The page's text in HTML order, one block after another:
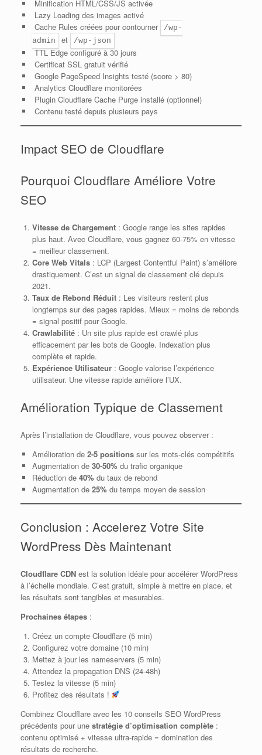
Minification HTML/CSS/JS activée
Lazy Loading des images activé
Cache Rules créées pour contourner
/wp-
admin
et /wp-json
TTL Edge configuré à 30 jours
Certificat SSL gratuit vérifié
Google PageSpeed Insights testé (score > 80)
Analytics Cloudflare monitorées
Plugin Cloudflare Cache Purge installé (optionnel)
Contenu testé depuis plusieurs pays
Impact SEO de Cloudflare
Pourquoi Cloudflare Améliore Votre
SEO
Vitesse de Chargement: Google range les sites rapides
plus haut. Avec Cloudflare, vous gagnez 60-75% en vitesse
= meilleur classement.
Core Web Vitals: LCP (Largest Contentful Paint) s’améliore
drastiquement. C’est un signal de classement clé depuis
2021.
Taux de Rebond Réduit: Les visiteurs restent plus
longtemps sur des pages rapides. Mieux = moins de rebonds
= signal positif pour Google.
Crawlabilité: Un site plus rapide est crawlé plus
efficacement par les bots de Google. Indexation plus
complète et rapide.
Expérience Utilisateur: Google valorise l’expérience
utilisateur. Une vitesse rapide améliore l’UX.
Amélioration Typique de Classement
Après l’installation de Cloudflare, vous pouvez observer :
Amélioration de 2-5 positionssur les mots-clés compétitifs
Augmentation de 30-50%du trafic organique
Réduction de 40%du taux de rebond
Augmentation de 25%du temps moyen de session
Conclusion : Accelerez Votre Site
WordPress Dès Maintenant
Cloudflare CDN est la solution idéale pour accélérer WordPress
à l’échelle mondiale. C’est gratuit, simple à mettre en place, et
les résultats sont tangibles et mesurables.
Prochaines étapes :
Créez un compte Cloudflare (5 min)
Configurez votre domaine (10 min)
Mettez à jour les nameservers (5 min)
Attendez la propagation DNS (24-48h)
Testez la vitesse (5 min)
Profitez des résultats !
Combinez Cloudflare avec les 10 conseils SEO WordPress
précédents pour une stratégie d’optimisation complète :
contenu optimisé + vitesse ultra-rapide = domination des
résultats de recherche.